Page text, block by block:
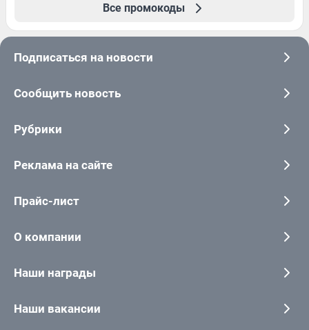
Все промокоды
Подписаться на новости
Сообщить новость
Рубрики
Реклама на сайте
Прайс-лист
О компании
Наши награды
Наши вакансии